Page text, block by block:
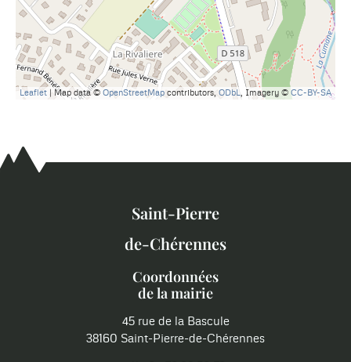
Leaflet | Map data © OpenStreetMap contributors, ODbL , Imagery © CC-BY-SA
Saint-Pierre
de-Chérennes
Coordonnées
de la mairie
45 rue de la Bascule
38160 Saint-Pierre-de-Chérennes